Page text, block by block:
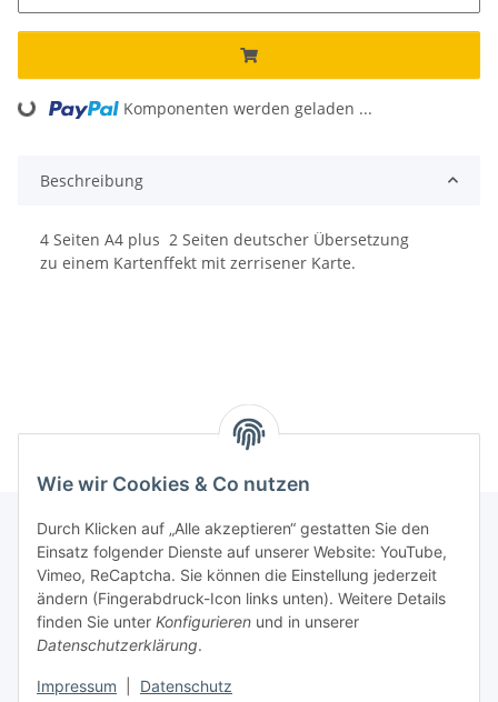
Wie wir Cookies & Co nutzen
Durch Klicken auf „Alle akzeptieren“ gestatten Sie den
Einsatz folgender Dienste auf unserer Website: YouTube,
Vimeo, ReCaptcha. Sie können die Einstellung jederzeit
ändern (Fingerabdruck-Icon links unten). Weitere Details
finden Sie unter Konfigurieren und in unserer
Datenschutzerklärung.
Impressum Datenschutz
Loading... Komponenten werden geladen ...
Beschreibung
4 Seiten A4 plus 2 Seiten deutscher Übersetzung
zu einem Kartenffekt mit zerrisener Karte.
Informationen
Gesetzliche Informationen